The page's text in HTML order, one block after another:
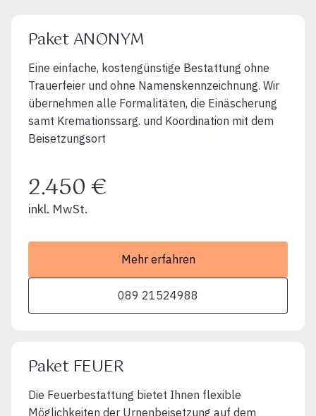
Paket ANONYM
Eine einfache, kostengünstige Bestattung ohne
Trauerfeier und ohne Namenskennzeichnung. Wir
übernehmen alle Formalitäten, die Einäscherung
samt Kremationssarg. und Koordination mit dem
Beisetzungsort
2.450 €
inkl. MwSt.
Mehr erfahren
089 21524988
Paket FEUER
Die Feuerbestattung bietet Ihnen flexible
Möglichkeiten der Urnenbeisetzung auf dem